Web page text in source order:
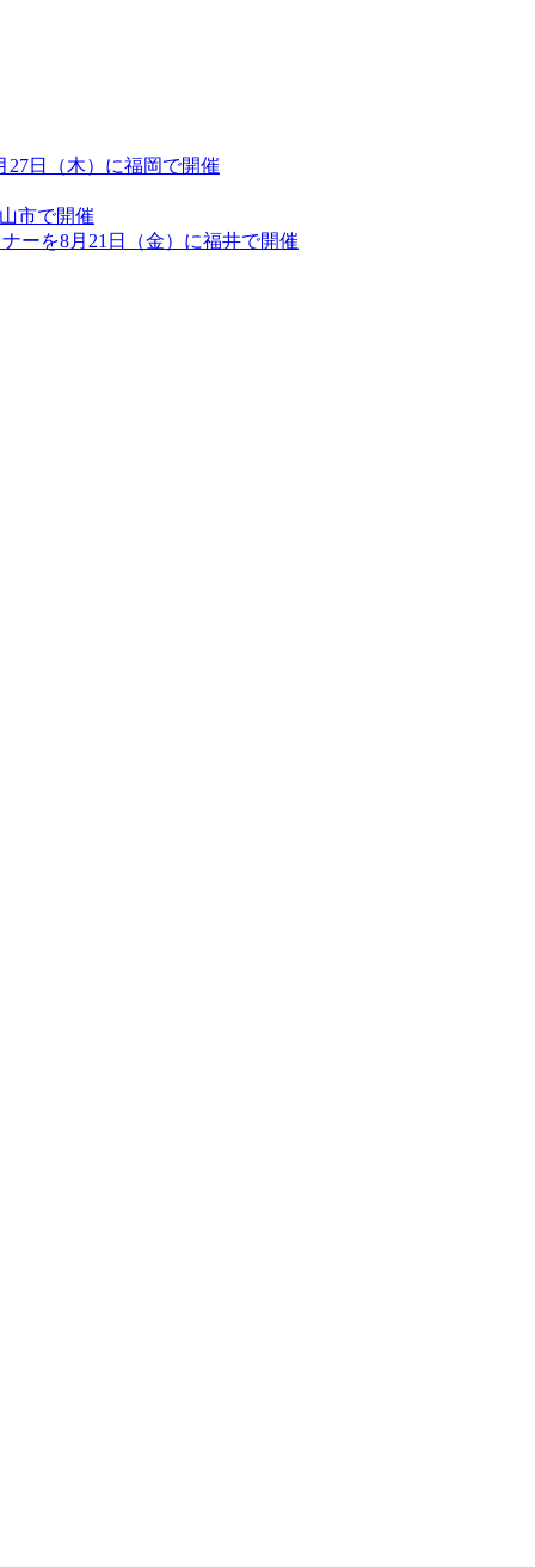
27日（木）に福岡で開催
市で開催
ーを8月21日（金）に福井で開催